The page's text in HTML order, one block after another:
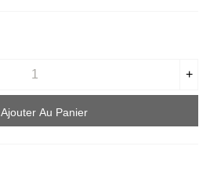
+
Ajouter Au Panier